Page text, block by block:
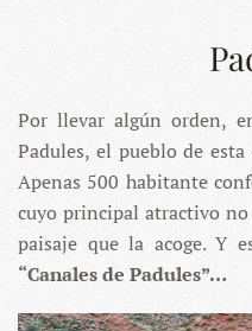
Por llevar algún orden,
Padules, el pueblo de
Apenas 500 habitante
cuyo principal atractivo
paisaje que la acoge. Y
“Canales de Padules”…